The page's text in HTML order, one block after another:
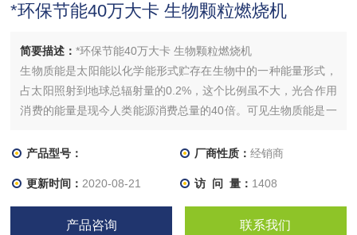
*环保节能40万大卡 生物颗粒燃烧机
简要描述：*环保节能40万大卡 生物颗粒燃烧机
生物质能是太阳能以化学能形式贮存在生物中的一种能量形式，
占太阳照射到地球总辐射量的0.2%，这个比例虽不大，光合作用
消费的能量是现今人类能源消费总量的40倍。可见生物质能是一
产品型号：
厂商性质： 经销商
更新时间： 2020-08-21 访 问 量： 1408
产品咨询 联系我们